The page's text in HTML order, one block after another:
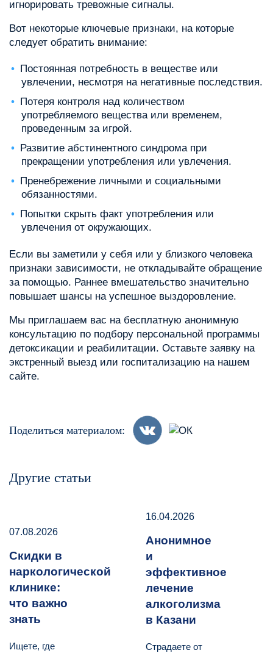
игнорировать тревожные сигналы.
Вот некоторые ключевые признаки, на которые
следует обратить внимание:
Постоянная потребность в веществе или
увлечении, несмотря на негативные последствия.
Потеря контроля над количеством
употребляемого вещества или временем,
проведенным за игрой.
Развитие абстинентного синдрома при
прекращении употребления или увлечения.
Пренебрежение личными и социальными
обязанностями.
Попытки скрыть факт употребления или
увлечения от окружающих.
Если вы заметили у себя или у близкого человека
признаки зависимости, не откладывайте обращение
за помощью. Раннее вмешательство значительно
повышает шансы на успешное выздоровление.
Мы приглашаем вас на бесплатную анонимную
консультацию по подбору персональной программы
детоксикации и реабилитации. Оставьте заявку на
экстренный выезд или госпитализацию на нашем
сайте.
Поделиться материалом:
Другие статьи
07.08.2026
Скидки в
наркологической
клинике:
что важно
знать
Ищете, где
16.04.2026
Анонимное
и
эффективное
лечение
алкоголизма
в Казани
Страдаете от